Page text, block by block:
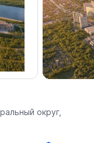
округ,